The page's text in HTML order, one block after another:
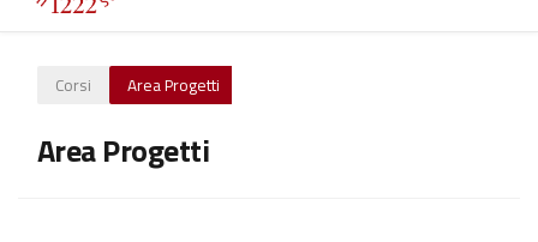
Corsi Area Progetti
Area Progetti